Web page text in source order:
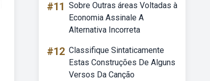
#11 Sobre Outras áreas Voltadas à
Economia Assinale A
Alternativa Incorreta
#12 Classifique Sintaticamente
Estas Construções De Alguns
Versos Da Canção